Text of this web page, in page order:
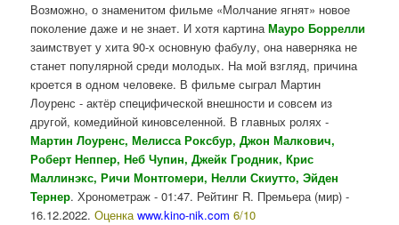
Возможно, о знаменитом фильме «Молчание ягнят» новое
поколение даже и не знает. И хотя картинаМауро Боррелли
заимствует у хита 90-х основную фабулу, она наверняка не
станет популярной среди молодых. На мой взгляд, причина
кроется в одном человеке. В фильме сыграл Мартин
Лоуренс - актёр специфической внешности и совсем из
другой, комедийной киновселенной. В главных ролях -
Мартин Лоуренс, Мелисса Роксбур, Джон Малкович,
Роберт Неппер, Неб Чупин, Джейк Гродник, Крис
Маллинэкс, Ричи Монтгомери, Нелли Скиутто, Эйден
Тернер. Хронометраж - 01:47. Рейтинг R. Премьера (мир) -
16.12.2022.Оценкаwww.kino-nik.com 6/10